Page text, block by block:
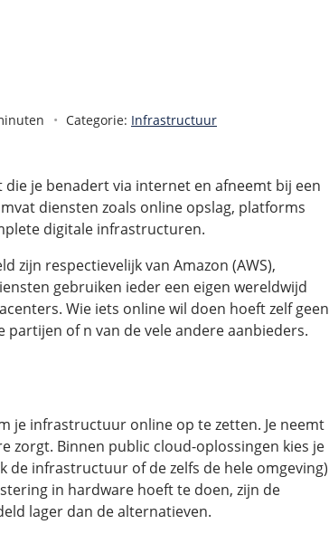
Categorie: Infrastructuur
je benadert via internet en afneemt bij een
diensten zoals online opslag, platforms
digitale infrastructuren.
respectievelijk van Amazon (AWS),
gebruiken ieder een eigen wereldwijd
Wie iets online wil doen hoeft zelf geen
of n van de vele andere aanbieders.
je infrastructuur online op te zetten. Je neemt
zorgt. Binnen public cloud-oplossingen kies je
de infrastructuur of de zelfs de hele omgeving)
in hardware hoeft te doen, zijn de
lager dan de alternatieven.